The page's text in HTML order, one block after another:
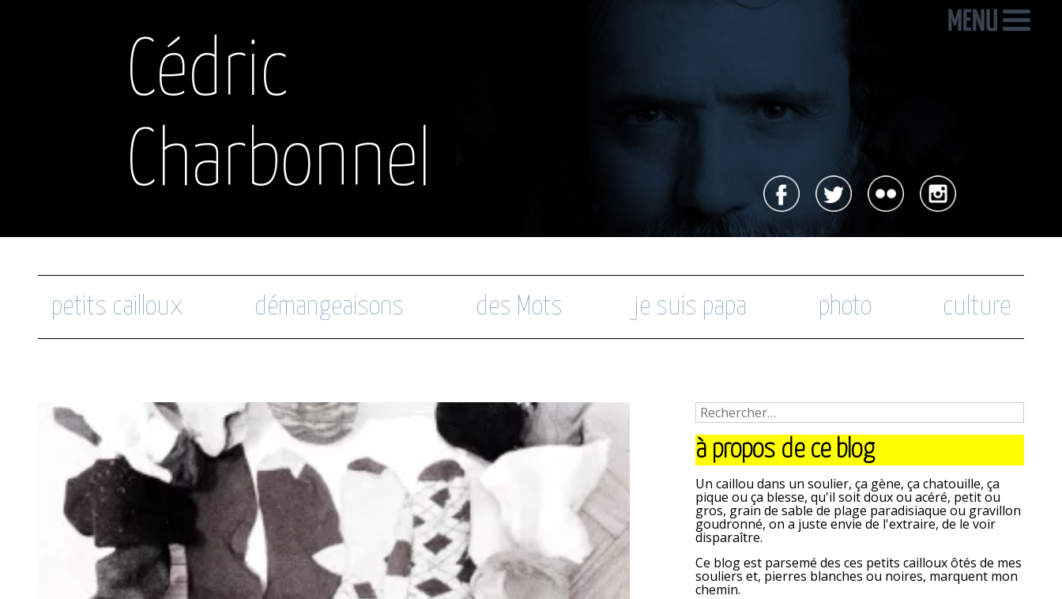
Cédric
Charbonnel
petits cailloux démangeaisons des Mots je suis papa photo culture
à propos de ce blog
Un caillou dans un soulier, ça gène, ça chatouille, ça
pique ou ça blesse, qu'il soit doux ou acéré, petit ou
gros, grain de sable de plage paradisiaque ou gravillon
goudronné, on a juste envie de l'extraire, de le voir
disparaître.
Ce blog est parsemé des ces petits cailloux ôtés de mes
souliers et, pierres blanches ou noires, marquent mon
chemin.